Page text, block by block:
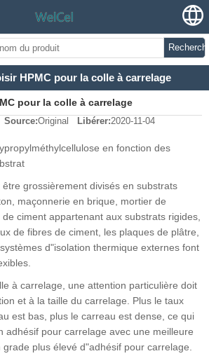
HPMC pour la colle à carrelage
pour la colle à carrelage
Source:Original Libérer:2020-11-04
en fonction des
grossièrement divisés en substrats
maçonnerie en brique, mortier de
ciment appartenant aux substrats rigides,
de fibres de ciment, les plaques de plâtre,
d"isolation thermique externes font
à carrelage, une attention particulière doit
et à la taille du carrelage. Plus le taux
est bas, plus le carreau est dense, ce qui
adhésif pour carrelage avec une meilleure
plus élevé d"adhésif pour carrelage.